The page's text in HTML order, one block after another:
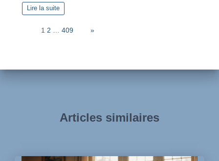
Lire la suite
1 2 409 »
Articles similaires